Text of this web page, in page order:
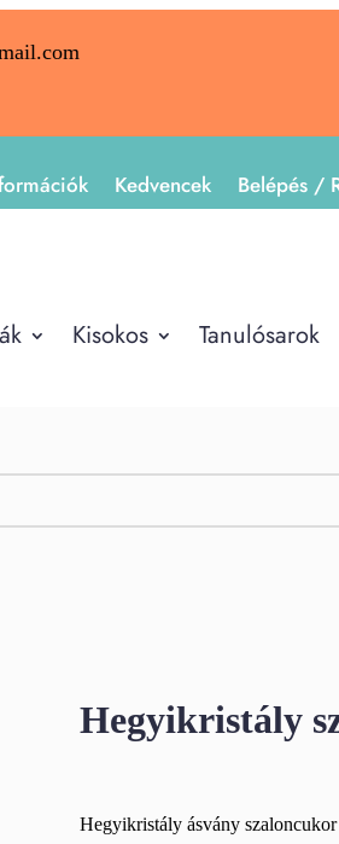
Kedvencek Belépés /
Kisokos Tanulósarok
Hegyikristály
Hegyikristály ásvány szaloncukor